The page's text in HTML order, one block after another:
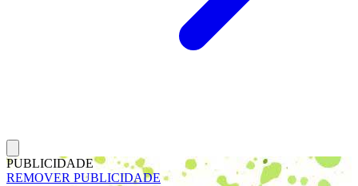
PUBLICIDADE
REMOVER PUBLICIDADE